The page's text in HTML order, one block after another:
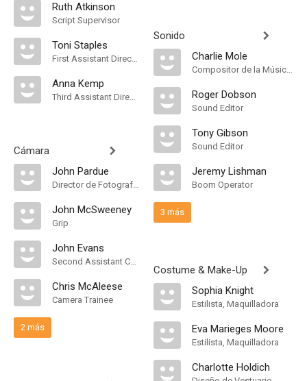
Ruth Atkinson
Script Supervisor
Toni Staples
First Assistant Director
Anna Kemp
Third Assistant Director
Cámara
John Pardue
Director de Fotografía, Camera Operator
John McSweeney
Grip
John Evans
Second Assistant Camera
Chris McAleese
Camera Trainee
2 más
Sonido
Charlie Mole
Compositor de la Música Original
Roger Dobson
Sound Editor
Tony Gibson
Sound Editor
Jeremy Lishman
Boom Operator
3 más
Costume & Make-Up
Sophia Knight
Estilista, Maquilladora
Eva Marieges Moore
Estilista, Maquilladora
Charlotte Holdich